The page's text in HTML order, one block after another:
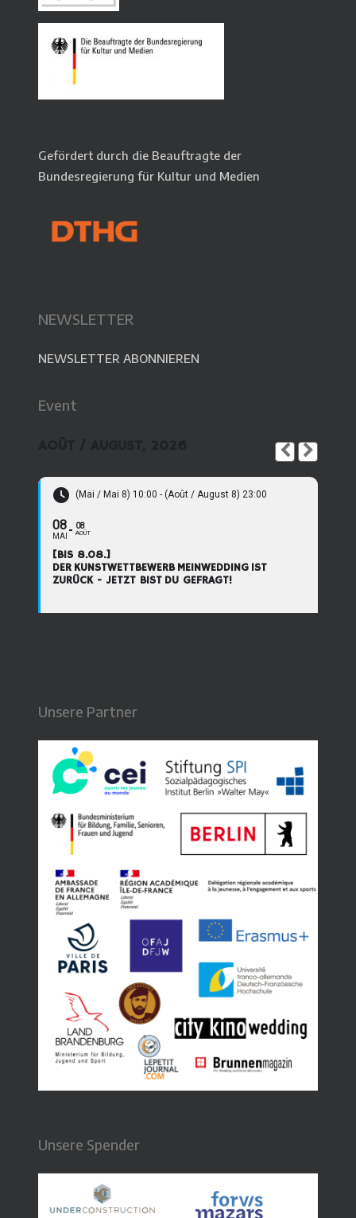
Gefördert durch die Beauftragte der
Bundesregierung für Kultur und Medien
NEWSLETTER
NEWSLETTER ABONNIEREN
Event
(Mai / Mai 8) 10:00 - (Août / August 8) 23:00
08
MAI
08
AOÛT
[BIS 8.08.]
DER KUNSTWETTBEWERB MEINWEDDING IST
ZURÜCK - JETZT BIST DU GEFRAGT!
Unsere Partner
Unsere Spender